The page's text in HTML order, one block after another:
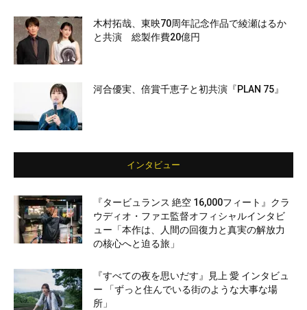
木村拓哉、東映70周年記念作品で綾瀬はるか
と共演 総製作費20億円
河合優実、倍賞千恵子と初共演『PLAN 75』
インタビュー
『タービュランス 絶空 16,000フィート』クラ
ウディオ・ファエ監督オフィシャルインタビ
ュー「本作は、人間の回復力と真実の解放力
の核心へと迫る旅」
『すべての夜を思いだす』見上 愛 インタビュ
ー 「ずっと住んでいる街のような大事な場
所」